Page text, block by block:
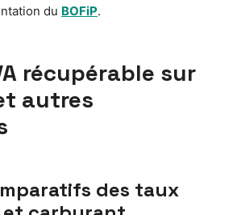
du BOFiP.
récupérable sur
autres
des taux